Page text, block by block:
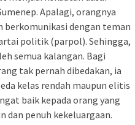
Apalagi, orangnya
berkomunikasi dengan teman
politik (parpol). Sehingga,
semua kalangan. Bagi
tak pernah dibedakan, ia
kelas rendah maupun elitis
baik kepada orang yang
dan penuh kekeluargaan.